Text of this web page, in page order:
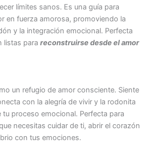
límites sanos. Es una guía para
en fuerza amorosa, promoviendo la
y la integración emocional. Perfecta
listas para reconstruirse desde el amor
un refugio de amor consciente. Siente
con la alegría de vivir y la rodonita
proceso emocional. Perfecta para
necesitas cuidar de ti, abrir el corazón
con tus emociones.